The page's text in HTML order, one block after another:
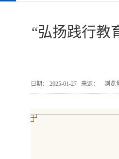
“弘扬践行教
日期： 2025-01-27 来源： 浏览